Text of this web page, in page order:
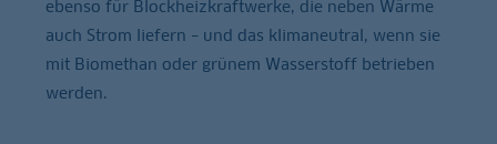
ebenso für Blockheizkraftwerke, die neben Wärme
auch Strom liefern – und das klimaneutral, wenn sie
mit Biomethan oder grünem Wasserstoff betrieben
werden.